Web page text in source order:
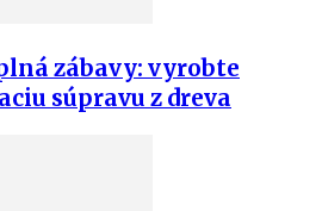
zábavy: vyrobte
súpravu z dreva